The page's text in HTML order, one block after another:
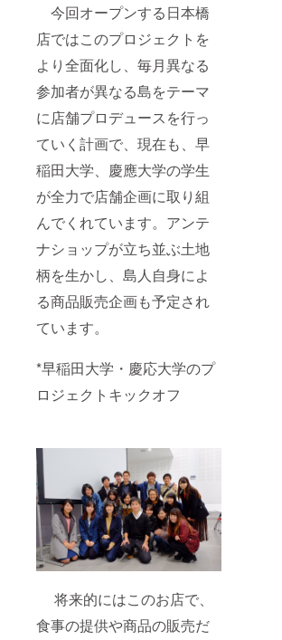
今回オープンする日本橋
店ではこのプロジェクトを
より全面化し、毎月異なる
参加者が異なる島をテーマ
に店舗プロデュースを行っ
ていく計画で、現在も、早
稲田大学、慶應大学の学生
が全力で店舗企画に取り組
んでくれています。アンテ
ナショップが立ち並ぶ土地
柄を生かし、島人自身によ
る商品販売企画も予定され
ています。
*早稲田大学・慶応大学のプ
ロジェクトキックオフ
将来的にはこのお店で、
食事の提供や商品の販売だ